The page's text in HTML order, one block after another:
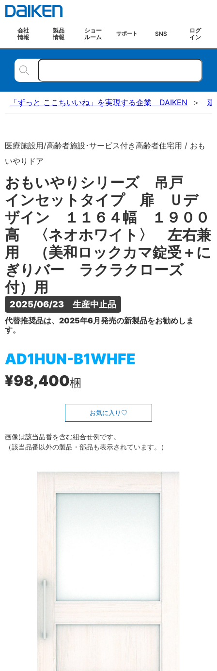
会社
情報
製品
情報
ショー
ルーム
サポート SNS
ログ
イン
「ずっと ここちいいね」を実現する企業 DAIKEN 建
医療施設用/高齢者施設･サービス付き高齢者住宅用 / おも
いやりドア
おもいやりシリーズ 吊戸
インセットタイプ 扉 Ｕデ
ザイン １１６４幅 １９００
高 〈ネオホワイト〉 左右兼
用 （美和ロックカマ錠受＋に
ぎりバー ラクラクローズ
付）用
2025/06/23　生産中止品
代替推奨品は、2025年6月発売の新製品をお勧めしま
す。
AD1HUN-B1WHFE
¥98,400梱
お気に入り
画像は該当品番を含む組合せ例です。
（該当品番以外の製品・部品も表示されています。）